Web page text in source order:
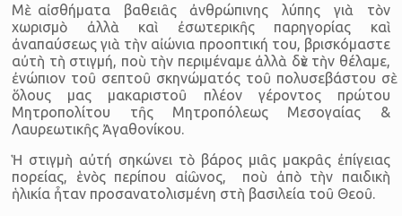
Μὲ αἰσθήματα βαθειᾶς ἀνθρώπινης λύπης γιὰ τὸν
χωρισμὸ ἀλλὰ καὶ ἐσωτερικῆς παρηγορίας καὶ
ἀναπαύσεως γιὰ τὴν αἰώνια προοπτική του, βρισκόμαστε
αὐτὴ τὴ στιγμή, ποὺ τὴν περιμέναμε ἀλλὰ δὲν τὴν θέλαμε,
ἐνώπιον τοῦ σεπτοῦ σκηνώματός τοῦ πολυσεβάστου σὲ
ὅλους μας μακαριστοῦ πλέον γέροντος πρώτου
Μητροπολίτου τῆς Μητροπόλεως Μεσογαίας &
Λαυρεωτικῆς Ἀγαθονίκου.
Ἡ στιγμὴ αὐτή σηκώνει τὸ βάρος μιᾶς μακρᾶς ἐπίγειας
πορείας, ἑνὸς περίπου αἰῶνος, ποὺ ἀπὸ τὴν παιδικὴ
ἡλικία ἦταν προσανατολισμένη στὴ βασιλεία τοῦ Θεοῦ.